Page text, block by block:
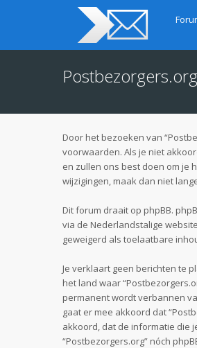
Door het bezoeken van
voorwaarden. Als je niet
en zullen ons best doen om je
wijzigingen, maak dan niet
Dit forum draait op phpBB.
via de Nederlandstalige website
geweigerd als toelaatbare
Je verklaart geen berichten te
het land waar
permanent wordt verbannen
gaat er mee akkoord dat
akkoord, dat de informatie die
“Postbezorgers.org” nóch